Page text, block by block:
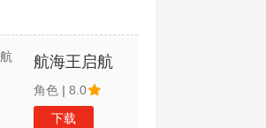
航海王启航
角色 | 8.0
下载